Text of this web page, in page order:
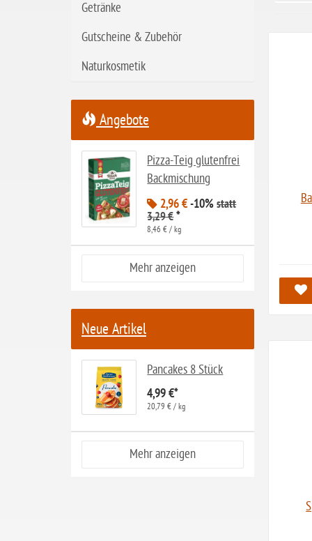
ohne Haselnüsse
ohne Erdnüsse
ohne Mandeln
ohne Senf
ohne Sesam
ohne Lupinen
ohne Guarkernmehl
ohne Buchweizen
ohne Vanille
Getränke
Gutscheine & Zubehör
Naturkosmetik
Angebote
Pizza-Teig glutenfrei
Backmischung
2,96 €-10% statt
3,29 €*
8,46 € / kg
Mehr anzeigen
Neue Artikel
Pancakes 8 Stück
4,99 €*
20,79 € / kg
Mehr anzeigen